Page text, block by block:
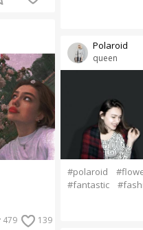
479 139
queen
Polaroid
#polaroid
#fantastic